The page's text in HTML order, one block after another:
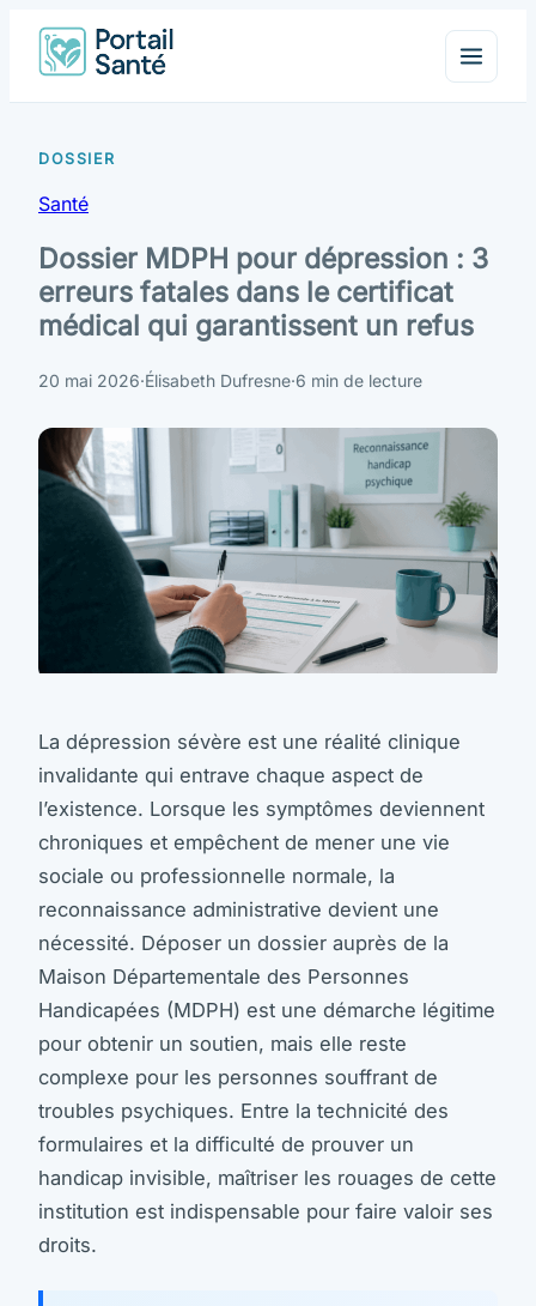
Santé
Dossier MDPH pour dépression : 3
erreurs fatales dans le certificat
médical qui garantissent un refus
20 mai 2026·Élisabeth Dufresne·6 min de lecture
La dépression sévère est une réalité clinique
invalidante qui entrave chaque aspect de
l’existence. Lorsque les symptômes deviennent
chroniques et empêchent de mener une vie
sociale ou professionnelle normale, la
reconnaissance administrative devient une
nécessité. Déposer un dossier auprès de la
Maison Départementale des Personnes
Handicapées (MDPH) est une démarche légitime
pour obtenir un soutien, mais elle reste
complexe pour les personnes souffrant de
troubles psychiques. Entre la technicité des
formulaires et la difficulté de prouver un
handicap invisible, maîtriser les rouages de cette
institution est indispensable pour faire valoir ses
droits.